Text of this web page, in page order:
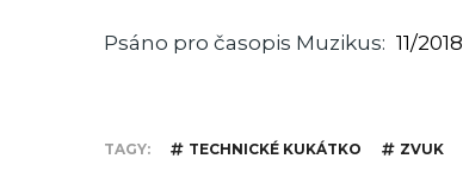
Psáno pro časopis Muzikus 11/2018
TAGY TECHNICKÉ KUKÁTKO ZVUK